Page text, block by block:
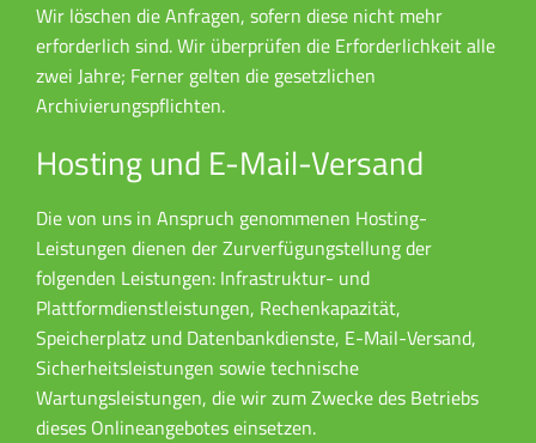
Wir löschen die Anfragen, sofern diese nicht mehr
erforderlich sind. Wir überprüfen die Erforderlichkeit alle
zwei Jahre; Ferner gelten die gesetzlichen
Archivierungspflichten.
Hosting und E-Mail-Versand
Die von uns in Anspruch genommenen Hosting-
Leistungen dienen der Zurverfügungstellung der
folgenden Leistungen: Infrastruktur- und
Plattformdienstleistungen, Rechenkapazität,
Speicherplatz und Datenbankdienste, E-Mail-Versand,
Sicherheitsleistungen sowie technische
Wartungsleistungen, die wir zum Zwecke des Betriebs
dieses Onlineangebotes einsetzen.